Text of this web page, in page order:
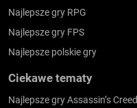
Najlepsze gry RPG
Najlepsze gry FPS
Najlepsze polskie gry
Ciekawe tematy
Najlepsze gry Assassin’s Creed